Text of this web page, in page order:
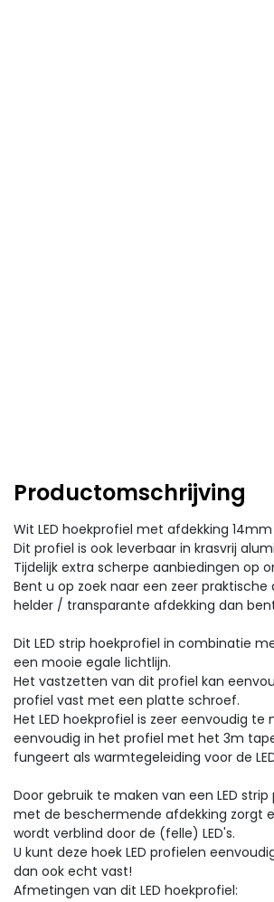
Productomschrijving
Wit LED hoekprofiel met afdekking
Dit profiel is ook leverbaar in krasvrij
Tijdelijk extra scherpe aanbiedingen op
Bent u op zoek naar een zeer
helder / transparante afdekking dan
Dit LED strip hoekprofiel in combinatie
een mooie egale lichtlijn.
Het vastzetten van dit profiel kan
profiel vast met een platte schroef.
Het LED hoekprofiel is zeer eenvoudig
eenvoudig in het profiel met het 3m
fungeert als warmtegeleiding voor de
Door gebruik te maken van een LED
met de beschermende afdekking zorgt
wordt verblind door de (felle) LED's.
U kunt deze hoek LED profielen
dan ook echt vast!
Afmetingen van dit LED hoekprofiel: